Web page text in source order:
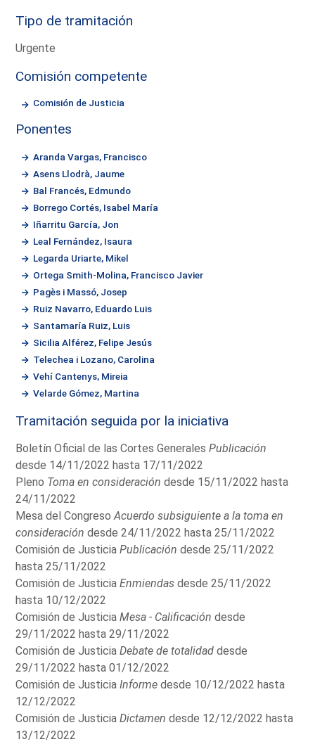
Tipo de tramitación
Urgente
Comisión competente
Comisión de Justicia
Ponentes
Aranda Vargas, Francisco
Asens Llodrà, Jaume
Bal Francés, Edmundo
Borrego Cortés, Isabel María
Iñarritu García, Jon
Leal Fernández, Isaura
Legarda Uriarte, Mikel
Ortega Smith-Molina, Francisco Javier
Pagès i Massó, Josep
Ruiz Navarro, Eduardo Luis
Santamaría Ruiz, Luis
Sicilia Alférez, Felipe Jesús
Telechea i Lozano, Carolina
Vehí Cantenys, Mireia
Velarde Gómez, Martina
Tramitación seguida por la iniciativa
Boletín Oficial de las Cortes GeneralesPublicación
desde 14/11/2022 hasta 17/11/2022
Pleno Toma en consideración desde 15/11/2022 hasta
24/11/2022
Mesa del CongresoAcuerdo subsiguiente a la toma en
consideración desde 24/11/2022 hasta 25/11/2022
Comisión de JusticiaPublicación desde 25/11/2022
hasta 25/11/2022
Comisión de JusticiaEnmiendas desde 25/11/2022
hasta 10/12/2022
Comisión de JusticiaMesa - Calificación desde
29/11/2022 hasta 29/11/2022
Comisión de JusticiaDebate de totalidad desde
29/11/2022 hasta 01/12/2022
Comisión de JusticiaInforme desde 10/12/2022 hasta
12/12/2022
Comisión de JusticiaDictamen desde 12/12/2022 hasta
13/12/2022